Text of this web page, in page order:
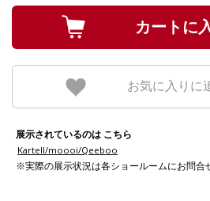
お気に入りに
展示されているのは こちら
Kartell/moooi/Qeeboo
※実際の展示状況は各ショールームにお問合